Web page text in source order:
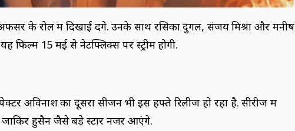
के रोल में दिखाई देंगे. उनके साथ रसिका दुगल, संजय मिश्रा और मनीष
फिल्म 15 मई से नेटफ्लिक्स पर स्ट्रीम होगी.
अविनाश का दूसरा सीजन भी इस हफ्ते रिलीज हो रहा है. सीरीज में
जाकिर हुसैन जैसे बड़े स्टार नजर आएंगे.